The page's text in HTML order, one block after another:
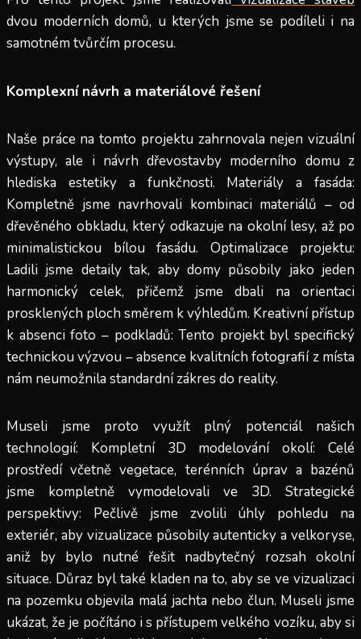
dvou moderních domů, u kterých jsme se podíleli i na
samotném tvůrčím procesu.
Komplexní návrh a materiálové řešení
Naše práce na tomto projektu zahrnovala nejen vizuální
výstupy, ale i návrh dřevostavby moderního domu z
hlediska estetiky a funkčnosti. Materiály a fasáda:
Kompletně jsme navrhovali kombinaci materiálů – od
dřevěného obkladu, který odkazuje na okolní lesy, až po
minimalistickou bílou fasádu. Optimalizace projektu:
Ladili jsme detaily tak, aby domy působily jako jeden
harmonický celek, přičemž jsme dbali na orientaci
prosklených ploch směrem k výhledům. Kreativní přístup
k absenci foto – podkladů: Tento projekt byl specifický
technickou výzvou – absence kvalitních fotografií z místa
nám neumožnila standardní zákres do reality.
Museli jsme proto využít plný potenciál našich
technologií: Kompletní 3D modelování okolí: Celé
prostředí včetně vegetace, terénních úprav a bazénů
jsme kompletně vymodelovali ve 3D. Strategické
perspektivy: Pečlivě jsme zvolili úhly pohledu na
exteriér, aby vizualizace působily autenticky a velkoryse,
aniž by bylo nutné řešit nadbytečný rozsah okolní
situace. Důraz byl také kladen na to, aby se ve vizualizaci
na pozemku objevila malá jachta nebo člun. Museli jsme
ukázat, že je počítáno i s přístupem velkého vozíku, aby si